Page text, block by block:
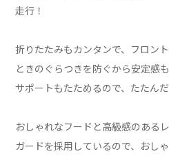
走行！
折りたたみもカンタンで、フロン
ときのぐらつきを防ぐから安定感
サポートもたためるので、たたん
おしゃれなフードと高級感のある
ガードを採用しているので、おし